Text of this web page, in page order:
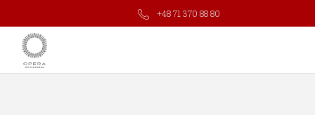
+48 71 370 88 80